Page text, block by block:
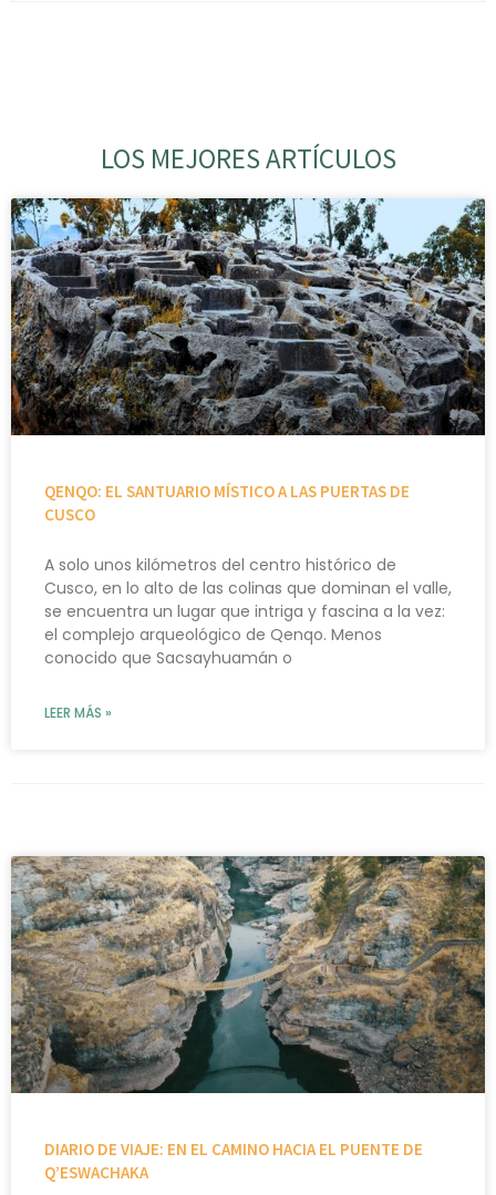
LOS MEJORES ARTÍCULOS
QENQO: EL SANTUARIO MÍSTICO A LAS PUERTAS DE
CUSCO
A solo unos kilómetros del centro histórico de
Cusco, en lo alto de las colinas que dominan el valle,
se encuentra un lugar que intriga y fascina a la vez:
el complejo arqueológico de Qenqo. Menos
conocido que Sacsayhuamán o
LEER MÁS »
DIARIO DE VIAJE: EN EL CAMINO HACIA EL PUENTE DE
Q’ESWACHAKA